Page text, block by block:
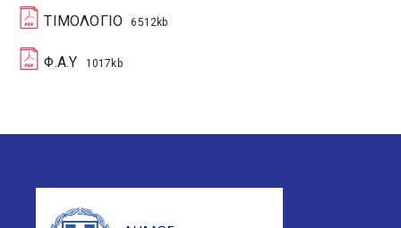
ΤΙΜΟΛΟΓΙΟ 6512kb
Φ.Α.Υ 1017kb